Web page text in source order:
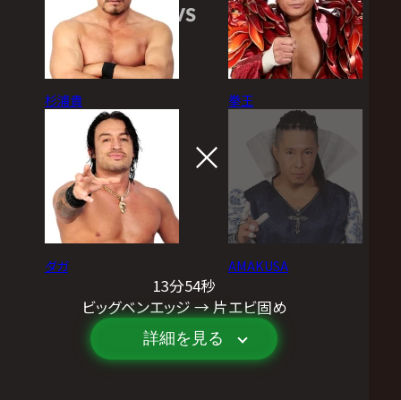
杉浦貴
ダガ
VS
拳王
AMAKUSA
13分54秒
ビッグベンエッジ → 片エビ固め
詳細を見る